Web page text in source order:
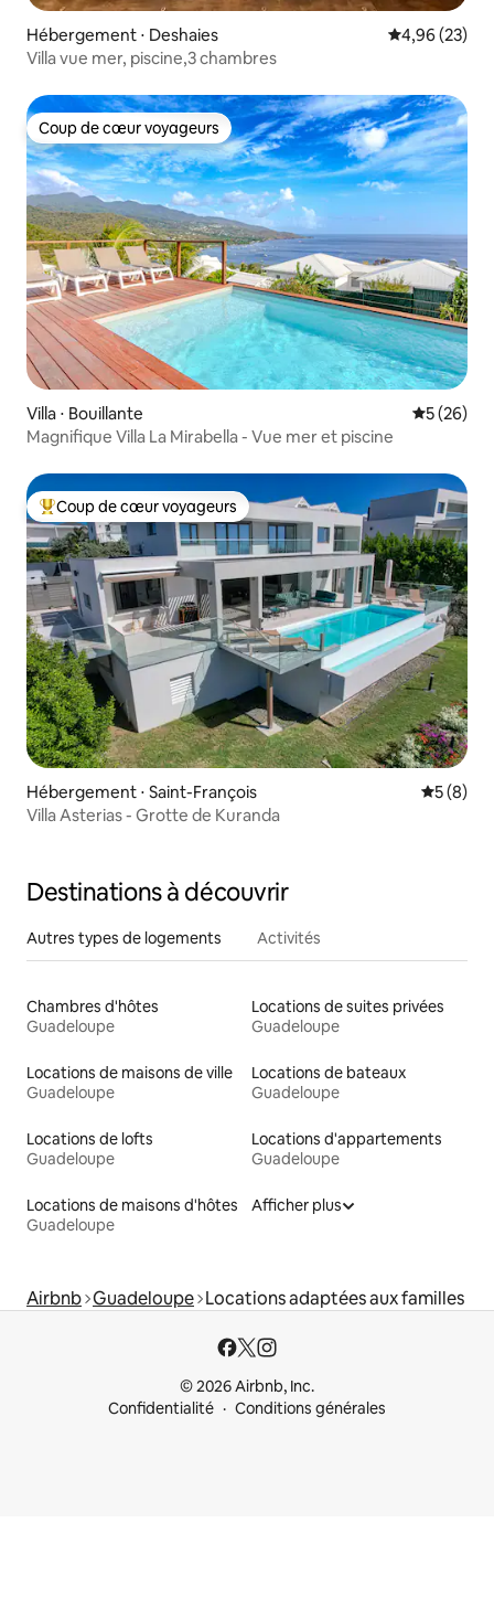
Hébergement ⋅ Deshaies Évaluation
4,96 (23)
Villa vue mer, piscine,3 chambres
Coup de cœur voyageurs
Coup de cœur voyageurs
Villa ⋅ Bouillante
5 (26)
Magnifique Villa La Mirabella - Vue mer et piscine
Coups de cœur voyageurs les plus appréciés
Coup de cœur voyageurs
Hébergement ⋅ Saint-François
5 (8)
Villa Asterias - Grotte de Kuranda
Destinations à découvrir
Autres types de logements Activités
Chambres d'hôtes
Guadeloupe
Locations de suites privées
Guadeloupe
Locations de maisons de ville
Guadeloupe
Locations de bateaux
Guadeloupe
Locations de lofts
Guadeloupe
Locations d'appartements
Guadeloupe
Locations de maisons d'hôtes
Guadeloupe
Afficher plus
Airbnb Guadeloupe Locations adaptées aux familles
© 2026 Airbnb, Inc.
Confidentialité
Conditions générales